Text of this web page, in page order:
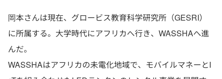
岡本さんは現在、グロービス教育科学研究所（GESRI）
に所属する。大学時代にアフリカへ行き、WASSHAへ進
んだ。
WASSHAはアフリカの未電化地域で、モバイルマネーとI